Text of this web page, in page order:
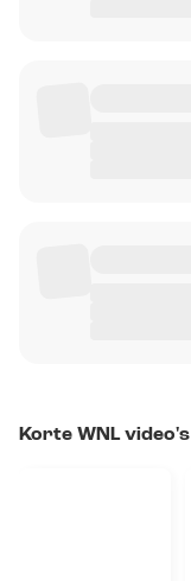
Korte WNL video's